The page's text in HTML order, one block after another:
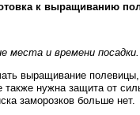
к выращиванию
места и времени посадки.
выращивание
также нужна защита от
заморозков больше нет.